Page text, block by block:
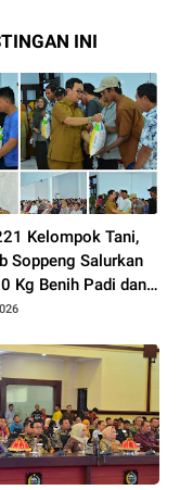
INI
Kelompok Tani,
Soppeng Salurkan
Kg Benih Padi dan